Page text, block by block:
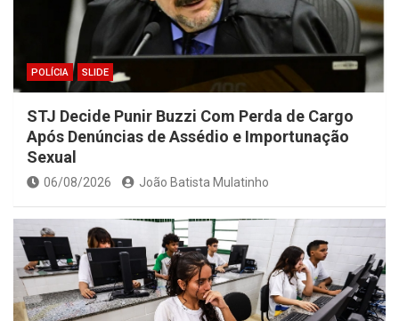
POLÍCIA SLIDE
STJ Decide Punir Buzzi Com Perda de Cargo
Após Denúncias de Assédio e Importunação
Sexual
06/08/2026 João Batista Mulatinho